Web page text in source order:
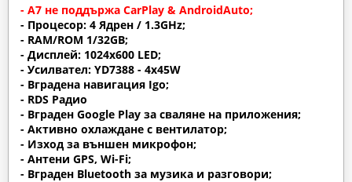
- A7 не поддържа CarPlay & AndroidAuto;
- Процесор: 4 Ядрен / 1.3GHz;
- RAM/ROM 1/32GB;
- Дисплей: 1024х600 LED;
- Усилвател: YD7388 - 4x45W
- Вградена навигация Igo;
- RDS Радио
- Вграден Google Play за сваляне на приложения;
- Активно охлаждане с вентилатор;
- Изход за външен микрофон;
- Антени GPS, Wi-Fi;
- Вграден Bluetooth за музика и разговори;